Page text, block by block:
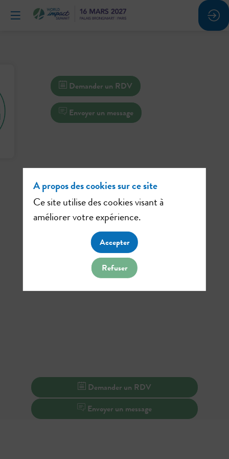
Demander un RDV
Envoyer un message
Demander un RDV
Envoyer un message
A propos des cookies sur ce site
Ce site utilise des cookies visant à
améliorer votre expérience.
Accepter
Refuser